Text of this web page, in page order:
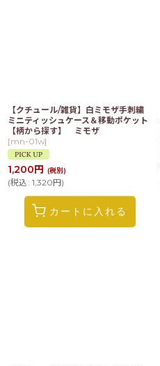
【クチュール/雑貨】白ミモザ手刺繍
ミニティッシュケース＆移動ポケット
【柄から探す】 ミモザ
[mn-01w]
1,200円 (税別)
(税込: 1,320円)
カートに入れる